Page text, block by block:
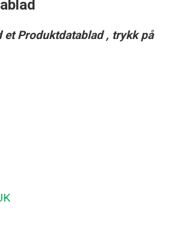
et Produktdatablad , trykk på